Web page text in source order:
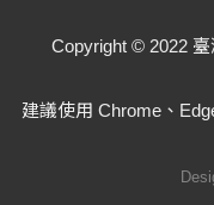
Copyright © 2022
建議使用 Chrome、